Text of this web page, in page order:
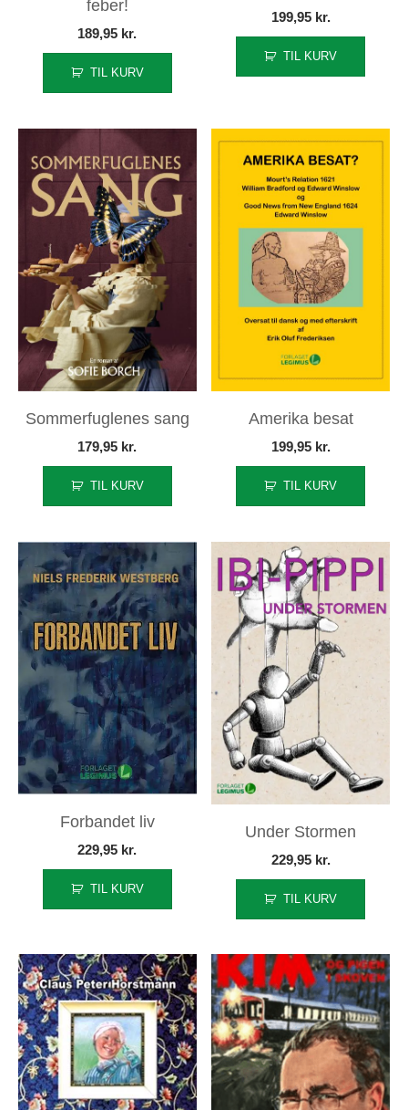
feber!
189,95 kr.
TIL KURV
199,95 kr.
TIL KURV
Sommerfuglenes sang
179,95 kr.
TIL KURV
Amerika besat
199,95 kr.
TIL KURV
Forbandet liv
229,95 kr.
TIL KURV
Under Stormen
229,95 kr.
TIL KURV